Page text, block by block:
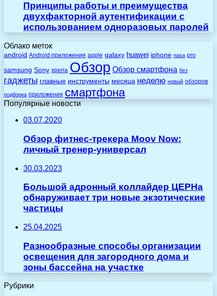
Принципы работы и преимущества
двухфакторной аутентификации с
использованием одноразовых паролей
Облако меток
android Android приложения apple galaxy huawei iphone nasa pro
samsung Sony xperia Обзор Обзор смартфона без
гаджеты главные инструменты месяца неделю новый обзоров
подборка приложения смартфона
Популярные новости
03.07.2020
Обзор фитнес-трекера Moov Now:
личный тренер-универсал
30.03.2023
Большой адронный коллайдер ЦЕРНа
обнаруживает три новые экзотические
частицы
25.04.2025
Разнообразные способы организации
освещения для загородного дома и
зоны бассейна на участке
Рубрики